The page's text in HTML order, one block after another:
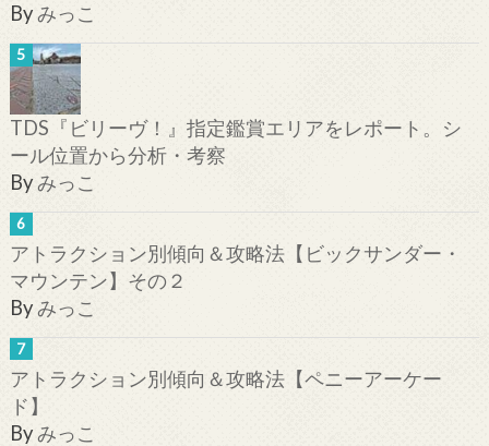
Byみっこ
TDS『ビリーヴ！』指定鑑賞エリアをレポート。シ
ール位置から分析・考察
Byみっこ
アトラクション別傾向＆攻略法【ビックサンダー・
マウンテン】その２
Byみっこ
アトラクション別傾向＆攻略法【ペニーアーケー
ド】
Byみっこ